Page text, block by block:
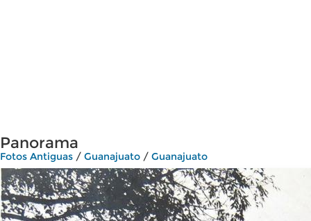
Panorama
Fotos Antiguas / Guanajuato / Guanajuato